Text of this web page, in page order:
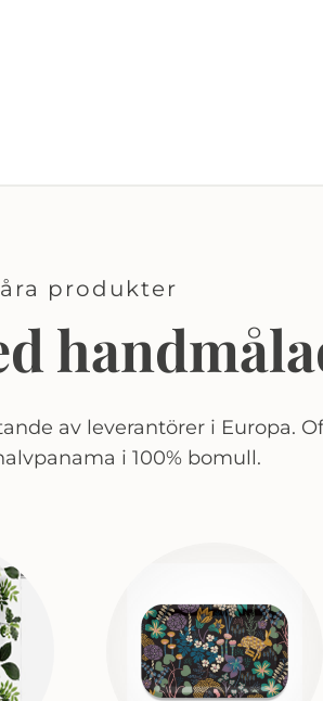
produkter
av leverantörer i Europa.
i 100% bomull.